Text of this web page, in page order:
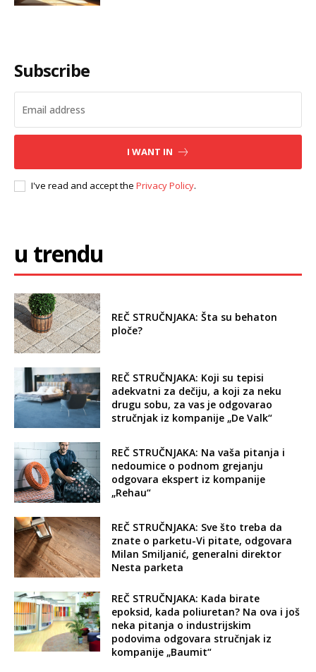
Subscribe
I WANT IN
I've read and accept the Privacy Policy.
u trendu
REČ STRUČNJAKA: Šta su behaton
ploče?
REČ STRUČNJAKA: Koji su tepisi
adekvatni za dečiju, a koji za neku
drugu sobu, za vas je odgovarao
stručnjak iz kompanije „De Valk“
REČ STRUČNJAKA: Na vaša pitanja i
nedoumice o podnom grejanju
odgovara ekspert iz kompanije
„Rehau“
REČ STRUČNJAKA: Sve što treba da
znate o parketu-Vi pitate, odgovara
Milan Smiljanić, generalni direktor
Nesta parketa
REČ STRUČNJAKA: Kada birate
epoksid, kada poliuretan? Na ova i još
neka pitanja o industrijskim
podovima odgovara stručnjak iz
kompanije „Baumit“